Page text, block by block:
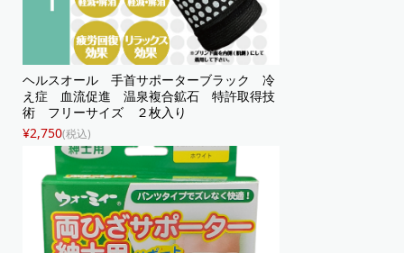
ヘルスオール 手首サポーターブラック 冷
え症 血流促進 温泉複合鉱石 特許取得技
術 フリーサイズ ２枚入り
¥2,750(税込)